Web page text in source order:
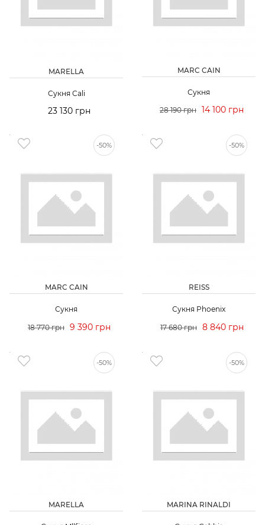
MARELLA
Сукня Cali
23 130 грн
MARC CAIN
Сукня
28 190 грн 14 100 грн
-50%
MARC CAIN
Сукня
18 770 грн 9 390 грн
-50%
REISS
Сукня Phoenix
17 680 грн 8 840 грн
-50%
MARELLA
-50%
MARINA RINALDI